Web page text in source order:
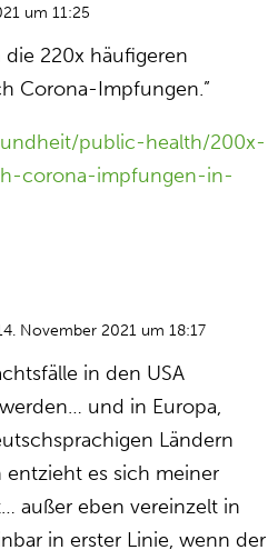
um 11:25
die 220x häufigeren
Corona-Impfungen.”
public-health/200x-
corona-impfungen-in-
November 2021 um 18:17
in den USA
und in Europa,
Ländern
entzieht es sich meiner
außer eben vereinzelt in
in erster Linie, wenn der